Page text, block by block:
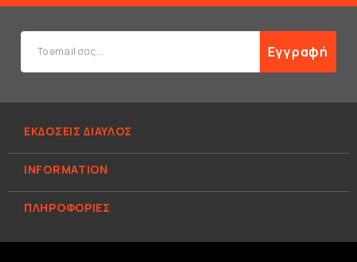
Εγγραφή
ΕΚΔΟΣΕΙΣ ΔΙΑΥΛΟΣ
INFORMATION
ΠΛΗΡΟΦΟΡΊΕΣ